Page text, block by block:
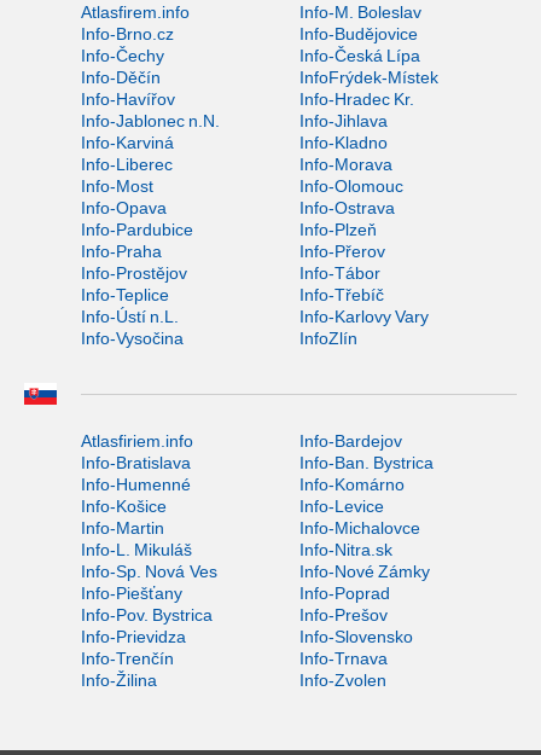
Atlasfirem.info
Info-M. Boleslav
Info-Brno.cz
Info-Budějovice
Info-Čechy
Info-Česká Lípa
Info-Děčín
InfoFrýdek-Místek
Info-Havířov
Info-Hradec Kr.
Info-Jablonec n.N.
Info-Jihlava
Info-Karviná
Info-Kladno
Info-Liberec
Info-Morava
Info-Most
Info-Olomouc
Info-Opava
Info-Ostrava
Info-Pardubice
Info-Plzeň
Info-Praha
Info-Přerov
Info-Prostějov
Info-Tábor
Info-Teplice
Info-Třebíč
Info-Ústí n.L.
Info-Karlovy Vary
Info-Vysočina
InfoZlín
Atlasfiriem.info
Info-Bardejov
Info-Bratislava
Info-Ban. Bystrica
Info-Humenné
Info-Komárno
Info-Košice
Info-Levice
Info-Martin
Info-Michalovce
Info-L. Mikuláš
Info-Nitra.sk
Info-Sp. Nová Ves
Info-Nové Zámky
Info-Piešťany
Info-Poprad
Info-Pov. Bystrica
Info-Prešov
Info-Prievidza
Info-Slovensko
Info-Trenčín
Info-Trnava
Info-Žilina
Info-Zvolen